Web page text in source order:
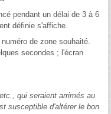
pendant un délai de 3 à 6
définie s'affiche.
de zone souhaité.
secondes ; l'écran
qui seraient arrimés au
susceptible d'altérer le bon